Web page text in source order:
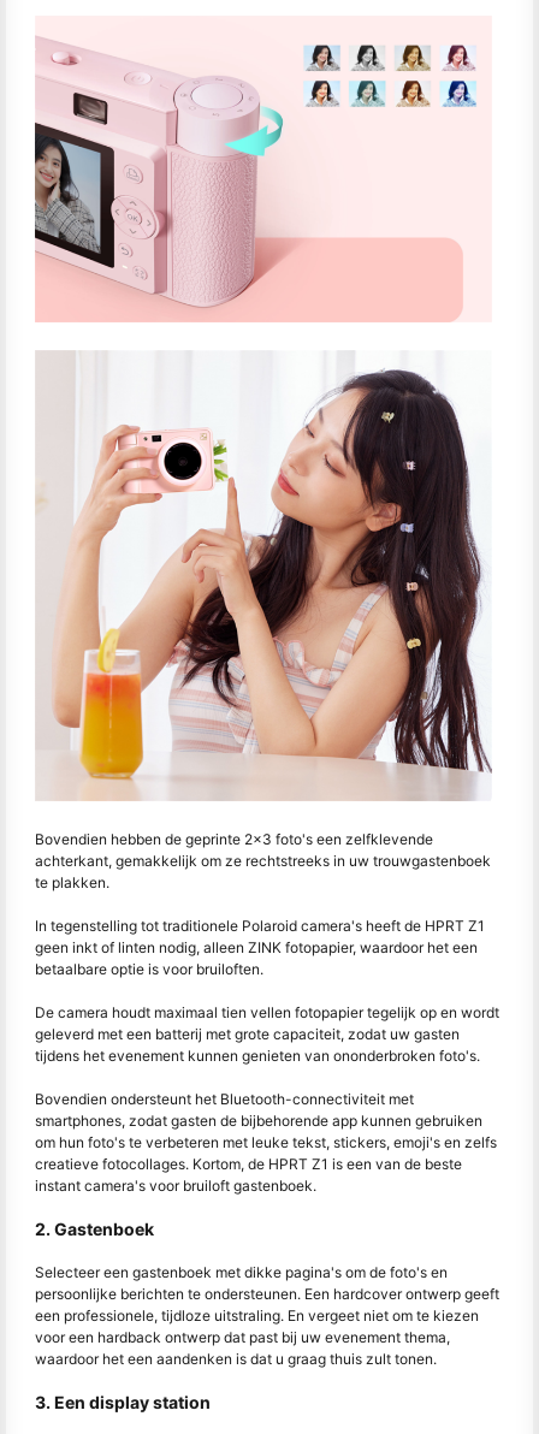
Bovendien hebben de geprinte 2x3 foto's een zelfklevende
achterkant, gemakkelijk om ze rechtstreeks in uw trouwgastenboek
te plakken.
In tegenstelling tot traditionele Polaroid camera's heeft de HPRT Z1
geen inkt of linten nodig, alleen ZINK fotopapier, waardoor het een
betaalbare optie is voor bruiloften.
De camera houdt maximaal tien vellen fotopapier tegelijk op en wordt
geleverd met een batterij met grote capaciteit, zodat uw gasten
tijdens het evenement kunnen genieten van ononderbroken foto's.
Bovendien ondersteunt het Bluetooth-connectiviteit met
smartphones, zodat gasten de bijbehorende app kunnen gebruiken
om hun foto's te verbeteren met leuke tekst, stickers, emoji's en zelfs
creatieve fotocollages. Kortom, de HPRT Z1 is een van de beste
instant camera's voor bruiloft gastenboek.
2. Gastenboek
Selecteer een gastenboek met dikke pagina's om de foto's en
persoonlijke berichten te ondersteunen. Een hardcover ontwerp geeft
een professionele, tijdloze uitstraling. En vergeet niet om te kiezen
voor een hardback ontwerp dat past bij uw evenement thema,
waardoor het een aandenken is dat u graag thuis zult tonen.
3. Een display station